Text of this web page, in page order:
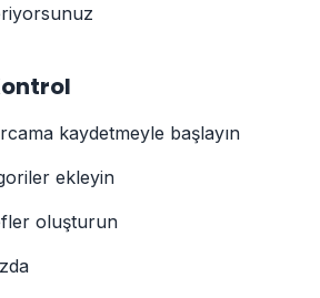
kaydetmeyle başlayın
ekleyin
oluşturun